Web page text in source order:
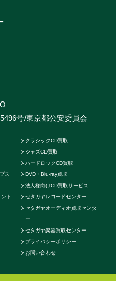
まで何でもお売りくださ
テランのスタッフが一つ
ます。過去の莫大な買取
場チャートを照らし合わ
スとは一線を画する「的
ません。ご自宅で聴かな
それは国内だけではなく
カやカナダ、イギリスなど
日本では人気のないCDで
。業界トップの高価買取を
えばクラシックのCDでも
変わってきたり、ロック
製造年によって何十倍に
す。またそのパターンごと
く買い取らせて頂く為に
号/東京都公安委員会
ス
ト
クラシックCD買取
ジャズCD買取
ハードロックCD買取
DVD・Blu-ray買取
法人様向けCD買取サービス
セタガヤレコードセンター
セタガヤオーディオ買取センタ
ー
セタガヤ楽器買取センター
プライバシーポリシー
お問い合わせ